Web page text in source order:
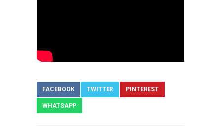
FACEBOOK TWITTER PINTEREST
WHATSAPP